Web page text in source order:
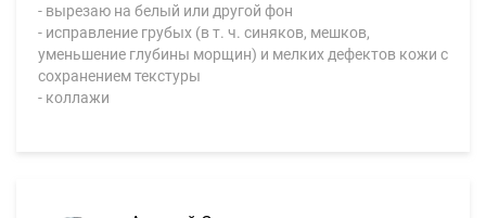
- вырезаю на белый или другой фон
- исправление грубых (в т. ч. синяков, мешков,
уменьшение глубины морщин) и мелких дефектов кожи с
сохранением текстуры
- коллажи